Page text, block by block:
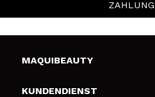
ZAHLUNG
MAQUIBEAUTY
Über uns
KUNDENDIENST